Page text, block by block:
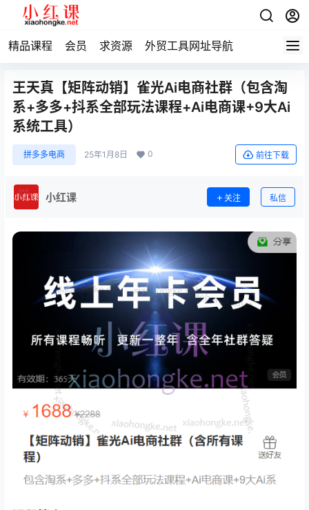
精品课程 会员 求资源 外贸工具网址导航
王天真【矩阵动销】雀光Ai电商社群（包含淘
系+多多+抖系全部玩法课程+Ai电商课+9大Ai
系统工具）
拼多多电商 25年1月8日 0 前往下载
小红课 关注 私信